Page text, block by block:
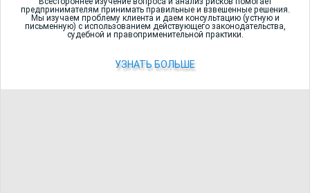
предпринимателям принимать правильные и взвешенные решения.
Мы изучаем проблему клиента и даем консультацию (устную и
письменную) с использованием действующего законодательства,
судебной и правоприменительной практики.
УЗНАТЬ БОЛЬШЕ